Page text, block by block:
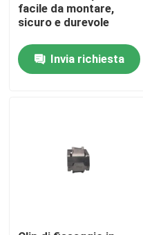
Video
facile da montare,
sicuro e durevole
Invia richiesta